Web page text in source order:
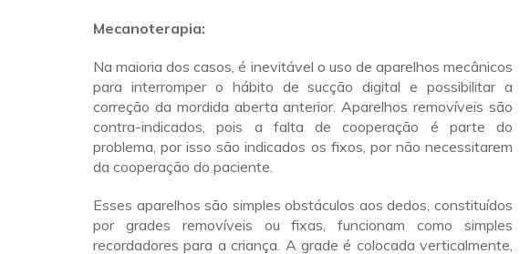
Mecanoterapia:
Na maioria dos casos, é inevitável o uso de aparelhos mecânicos
para interromper o hábito de sucção digital e possibilitar a
correção da mordida aberta anterior. Aparelhos removíveis são
contra-indicados, pois a falta de cooperação é parte do
problema, por isso são indicados os fixos, por não necessitarem
da cooperação do paciente.
Esses aparelhos são simples obstáculos aos dedos, constituídos
por grades removíveis ou fixas, funcionam como simples
recordadores para a criança. A grade é colocada verticalmente,